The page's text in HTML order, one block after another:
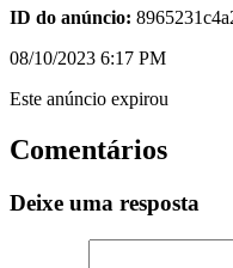
ID do anúncio:
08/10/2023 6:17 PM
Este anúncio expirou
Comentários
Deixe uma resposta